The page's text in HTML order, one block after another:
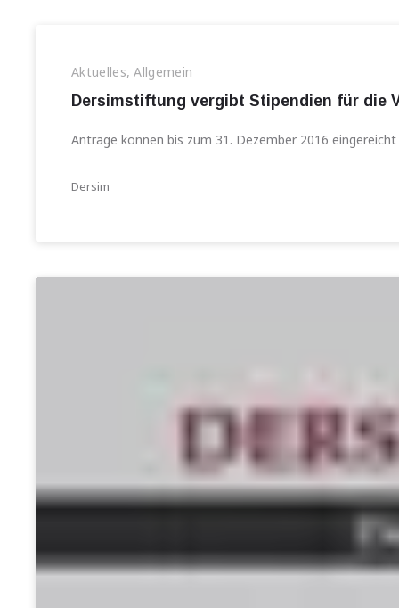
Aktuelles,Allgemein
Dersimstiftung vergibt Stipendien für die
Anträge können bis zum 31. Dezember 2016
Dersim